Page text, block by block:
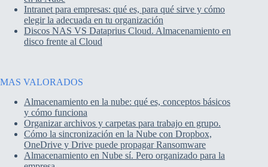
Intranet para empresas: qué es, para qué sirve y cómo
elegir la adecuada en tu organización
Discos NAS VS Dataprius Cloud. Almacenamiento en
disco frente al Cloud
MAS VALORADOS
Almacenamiento en la nube: qué es, conceptos básicos
y cómo funciona
Organizar archivos y carpetas para trabajo en grupo.
Cómo la sincronización en la Nube con Dropbox,
OneDrive y Drive puede propagar Ransomware
Almacenamiento en Nube sí. Pero organizado para la